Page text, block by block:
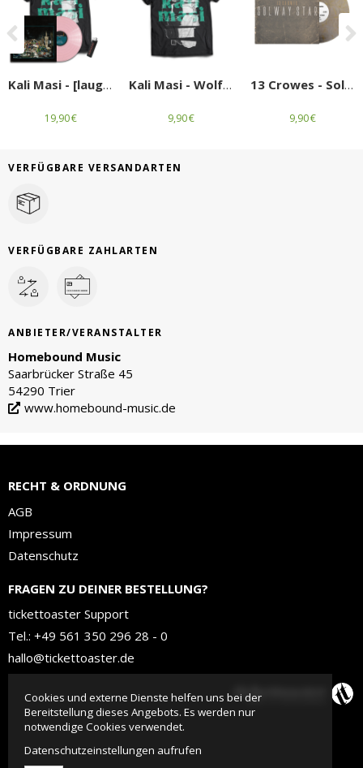
Kali Masi - [laughs]
19,90 €
Kali Masi - Wolfshirt
9,90 €
13 Crowes - Solway Star
9,90 €
Previous
VERFÜGBARE VERSANDARTEN
VERFÜGBARE ZAHLARTEN
ANBIETER/VERANSTALTER
Homebound Music
Saarbrücker Straße 45
54290 Trier
www.homebound-music.de
RECHT & ORDNUNG
AGB
Impressum
Datenschutz
FRAGEN ZU DEINER BESTELLUNG?
tickettoaster Support
Tel.: +49 561 350 296 28 - 0
hallo@tickettoaster.de
Cookies und externe Dienste helfen uns bei der
Bereitstellung dieses Angebots. Es werden nur
notwendige Cookies verwendet.
Datenschutzeinstellungen aufrufen